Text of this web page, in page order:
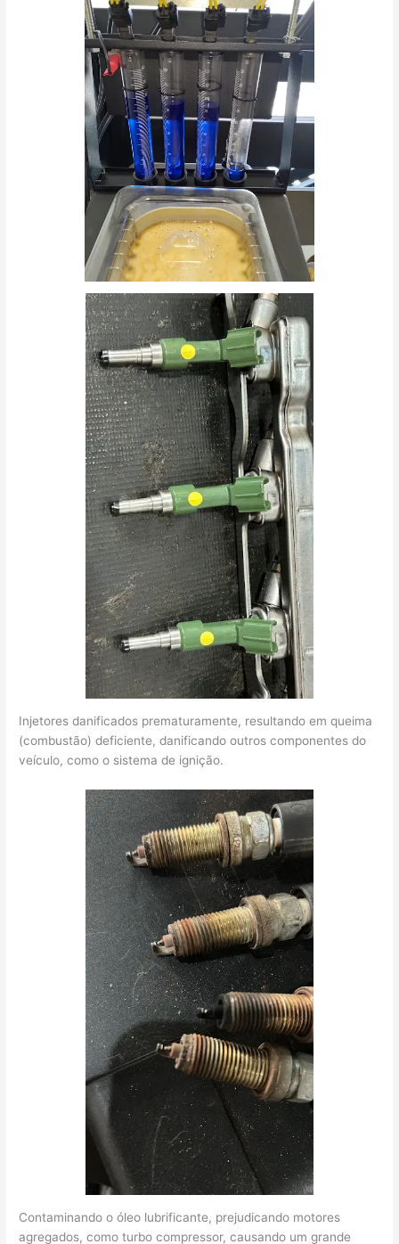
Injetores danificados prematuramente, resultando em queima
(combustão) deficiente, danificando outros componentes do
veículo, como o sistema de ignição.
Contaminando o óleo lubrificante, prejudicando motores
agregados, como turbo compressor, causando um grande